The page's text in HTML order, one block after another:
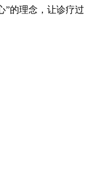
的理念，让诊疗过